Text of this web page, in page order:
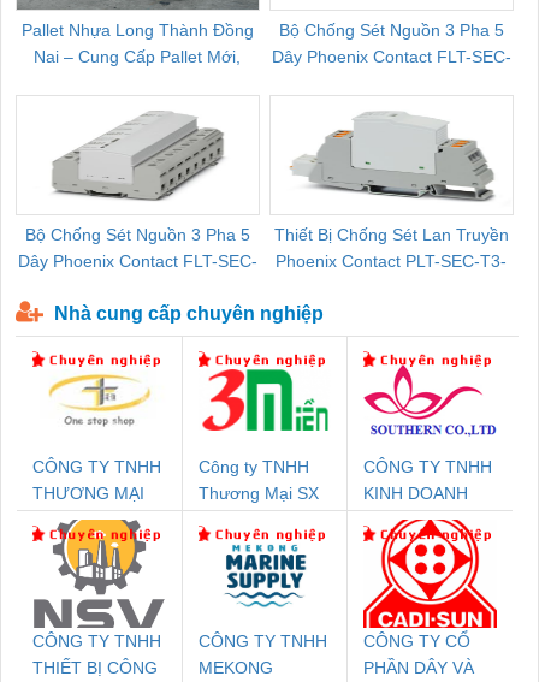
Pallet Nhựa Long Thành Đồng
Nai – Cung Cấp Pallet Mới,
Bộ Chống Sét Nguồn 3 Pha 5
Dây Phoenix Contact FLT-SEC-
Bộ Chống Sét Nguồn 3 Pha 5
Dây Phoenix Contact FLT-SEC-
Thiết Bị Chống Sét Lan Truyền
Phoenix Contact PLT-SEC-T3-
Nhà cung cấp chuyên nghiệp
CÔNG TY TNHH
THƯƠNG MẠI
THIÊN ÂN VIỆT
NAM
Công ty TNHH
Thương Mại SX
CÔNG TY TNHH
KINH DOANH
DỊCH VỤ XNK
PHƯƠNG NAM
CÔNG TY TNHH
THIẾT BỊ CÔNG
CÔNG TY TNHH
MEKONG
CÔNG TY CỔ
PHẦN DÂY VÀ